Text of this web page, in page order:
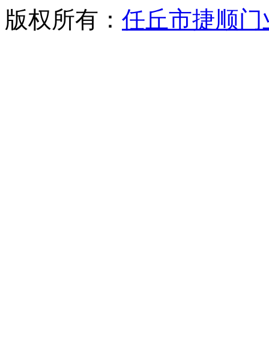
版权所有： 任丘市捷顺